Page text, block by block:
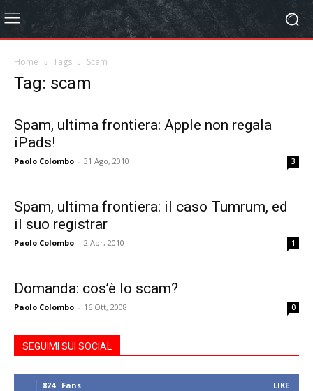
Home Tags Scam
Tag: scam
Spam, ultima frontiera: Apple non regala
iPads!
Paolo Colombo - 31 Ago, 2010 3
Spam, ultima frontiera: il caso Tumrum, ed
il suo registrar
Paolo Colombo - 2 Apr, 2010 1
Domanda: cos’è lo scam?
Paolo Colombo - 16 Ott, 2008 0
SEGUIMI SUI SOCIAL
824 Fans LIKE